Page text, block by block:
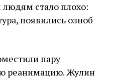
стало плохо:
появились озноб
пару
реанимацию. Жулин